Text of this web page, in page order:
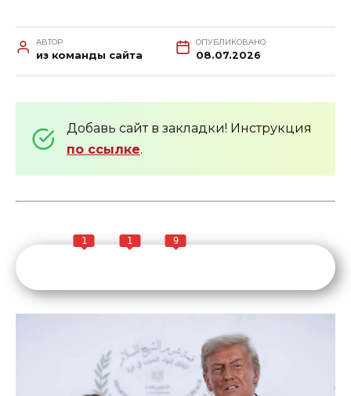
АВТОР
из команды сайта
ОПУБЛИКОВАНО
08.07.2026
Добавь сайт в закладки! Инструкция
по ссылке.
1 1 9